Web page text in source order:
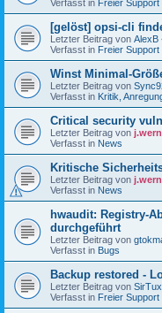
Verfasst in Freier Support
[gelöst] opsi-cli
Letzter Beitrag von AlexB
Verfasst in Freier Support
Winst Minimal-
Letzter Beitrag von
Verfasst in Kritik,
Critical security
Letzter Beitrag von
Verfasst in News
Kritische
Letzter Beitrag von
Verfasst in News
hwaudit: Registry-
durchgeführt
Letzter Beitrag von
Verfasst in Bugs
Backup restored -
Letzter Beitrag von SirTux
Verfasst in Freier Support